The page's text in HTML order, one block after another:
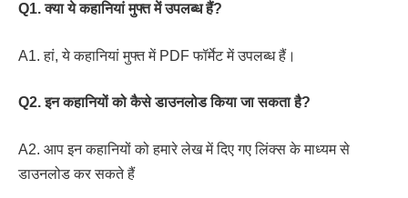
Q1. क्या ये कहानियां मुफ्त में उपलब्ध हैं?
A1. हां, ये कहानियां मुफ्त में PDF फॉर्मेट में उपलब्ध हैं।
Q2. इन कहानियों को कैसे डाउनलोड किया जा सकता है?
A2. आप इन कहानियों को हमारे लेख में दिए गए लिंक्स के माध्यम से
डाउनलोड कर सकते हैं